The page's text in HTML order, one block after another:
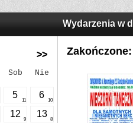
>>
Sob Nie
5
11
6
10
12
9
13
8
Wydarzenia w
Zakończone: